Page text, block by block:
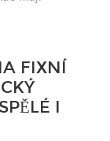
FIXNÍ
I